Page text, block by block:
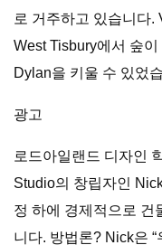
로 거주하고 있습니다
West Tisbury에서 숲
Dylan을 키울 수 있었
광고
로드아일랜드 디자인
Studio의 창립자인
정 하에 경제적으로 건
니다. 방법론? Nick은